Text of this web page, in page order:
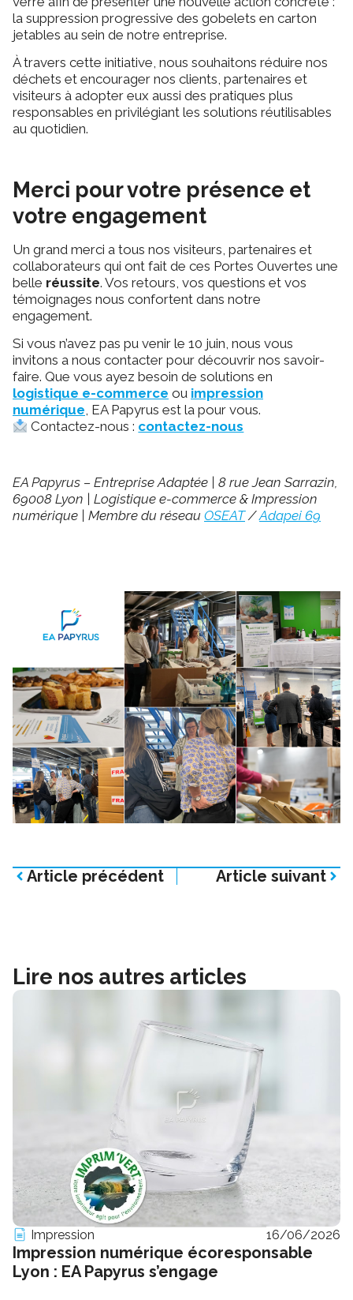
la suppression progressive des gobelets en carton
jetables au sein de notre entreprise.
À travers cette initiative, nous souhaitons réduire nos
déchets et encourager nos clients, partenaires et
visiteurs à adopter eux aussi des pratiques plus
responsables en privilégiant les solutions réutilisables
au quotidien.
Merci pour votre présence et
votre engagement
Un grand merci a tous nos visiteurs, partenaires et
collaborateurs qui ont fait de ces Portes Ouvertes une
belle réussite. Vos retours, vos questions et vos
témoignages nous confortent dans notre
engagement.
Si vous n’avez pas pu venir le 10 juin, nous vous
invitons a nous contacter pour découvrir nos savoir-
faire. Que vous ayez besoin de solutions en
logistique e-commerce ou impression
numérique, EA Papyrus est la pour vous.
Contactez-nous : contactez-nous
EA Papyrus – Entreprise Adaptée | 8 rue Jean Sarrazin,
69008 Lyon | Logistique e-commerce & Impression
numérique | Membre du réseau OSEAT/Adapei 69
Article précédent Article suivant
Lire nos autres articles
Impression 16/06/2026
Impression numérique écoresponsable
Lyon : EA Papyrus s’engage